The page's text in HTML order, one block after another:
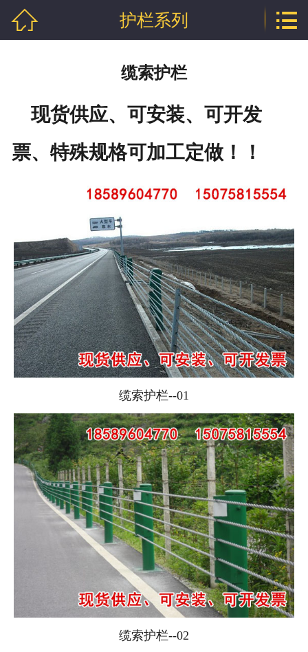
行业资讯
技术文章
企业资质
 护栏系列 
缆索护栏
现货供应、可安装、可开发
票、特殊规格可加工定做！！
缆索护栏--01
缆索护栏--02